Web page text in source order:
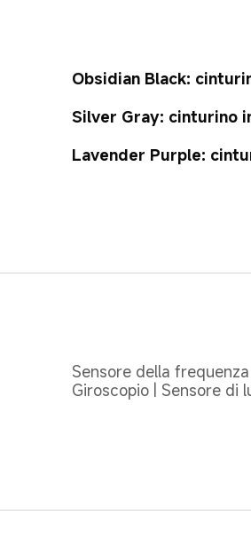
Obsidian Black:
Silver Gray: cinturino
Lavender Purple:
Sensore della
Giroscopio | Sensore di